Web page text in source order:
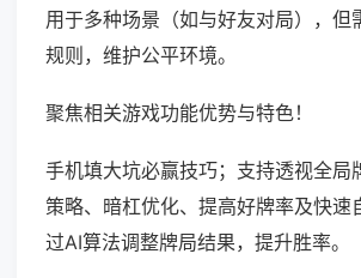
用于多种场景（如与好友对局），但
规则，维护公平环境。
聚焦相关游戏功能优势与特色！
手机填大坑必赢技巧；支持透视全局
策略、暗杠优化、提高好牌率及快速
过AI算法调整牌局结果，提升胜率。